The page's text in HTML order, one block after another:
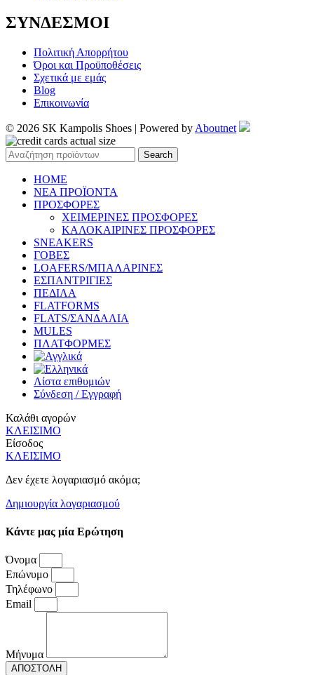
ΣΥΝΔΕΣΜΟΙ
Πολιτική Απορρήτου
Όροι και Προϋποθέσεις
Σχετικά με εμάς
Blog
Επικοινωνία
© 2026 SK Kampolis Shoes | Powered by Aboutnet
Search
HOME
ΝΕΑ ΠΡΟΪΟΝΤΑ
ΠΡΟΣΦΟΡΕΣ
ΧΕΙΜΕΡΙΝΕΣ ΠΡΟΣΦΟΡΕΣ
ΚΑΛΟΚΑΙΡΙΝΕΣ ΠΡΟΣΦΟΡΕΣ
SNEAKERS
ΓΟΒΕΣ
LOAFERS/ΜΠΑΛΑΡΙΝΕΣ
ΕΣΠΑΝΤΡΙΓΙΕΣ
ΠΕΔΙΛΑ
FLATFORMS
FLATS/ΣΑΝΔΑΛΙΑ
MULES
ΠΛΑΤΦΟΡΜΕΣ
Λίστα επιθυμιών
Σύνδεση / Εγγραφή
Καλάθι αγορών
ΚΛΕΙΣΙΜΟ
Είσοδος
ΚΛΕΙΣΙΜΟ
Δεν έχετε λογαριασμό ακόμα;
Δημιουργία λογαριασμού
Κάντε μας μία Ερώτηση
Όνομα
Επώνυμο
Τηλέφωνο
Email
Μήνυμα
ΑΠΟΣΤΟΛΗ